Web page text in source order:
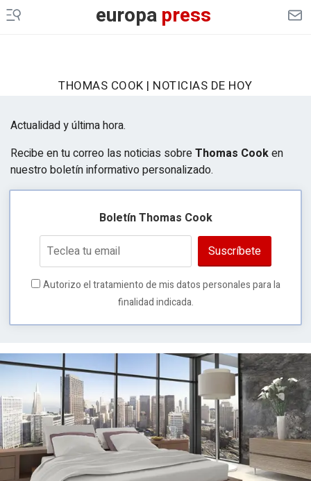
europapress
THOMAS COOK | NOTICIAS DE HOY
Actualidad y última hora.
Recibe en tu correo las noticias sobreThomas Cooken
nuestro boletín informativo personalizado.
Boletín Thomas Cook
Suscríbete
Autorizo el tratamiento de mis datos personales para la
finalidad indicada.